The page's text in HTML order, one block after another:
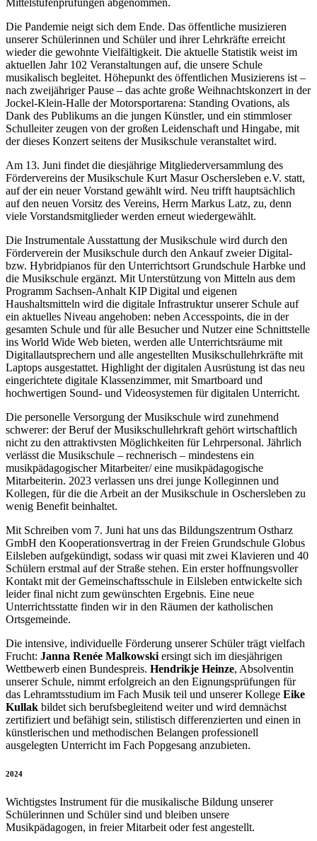
Mittelstufenprüfungen abgenommen.
Die Pandemie neigt sich dem Ende. Das öffentliche musizieren
unserer Schülerinnen und Schüler und ihrer Lehrkräfte erreicht
wieder die gewohnte Vielfältigkeit. Die aktuelle Statistik weist im
aktuellen Jahr 102 Veranstaltungen auf, die unsere Schule
musikalisch begleitet. Höhepunkt des öffentlichen Musizierens ist –
nach zweijähriger Pause – das achte große Weihnachtskonzert in der
Jockel-Klein-Halle der Motorsportarena: Standing Ovations, als
Dank des Publikums an die jungen Künstler, und ein stimmloser
Schulleiter zeugen von der großen Leidenschaft und Hingabe, mit
der dieses Konzert seitens der Musikschule veranstaltet wird.
Am 13. Juni findet die diesjährige Mitgliederversammlung des
Fördervereins der Musikschule Kurt Masur Oschersleben e.V. statt,
auf der ein neuer Vorstand gewählt wird. Neu trifft hauptsächlich
auf den neuen Vorsitz des Vereins, Herrn Markus Latz, zu, denn
viele Vorstandsmitglieder werden erneut wiedergewählt.
Die Instrumentale Ausstattung der Musikschule wird durch den
Förderverein der Musikschule durch den Ankauf zweier Digital-
bzw. Hybridpianos für den Unterrichtsort Grundschule Harbke und
die Musikschule ergänzt. Mit Unterstützung von Mitteln aus dem
Programm Sachsen-Anhalt KIP Digital und eigenen
Haushaltsmitteln wird die digitale Infrastruktur unserer Schule auf
ein aktuelles Niveau angehoben: neben Accesspoints, die in der
gesamten Schule und für alle Besucher und Nutzer eine Schnittstelle
ins World Wide Web bieten, werden alle Unterrichtsräume mit
Digitallautsprechern und alle angestellten Musikschullehrkräfte mit
Laptops ausgestattet. Highlight der digitalen Ausrüstung ist das neu
eingerichtete digitale Klassenzimmer, mit Smartboard und
hochwertigen Sound- und Videosystemen für digitalen Unterricht.
Die personelle Versorgung der Musikschule wird zunehmend
schwerer: der Beruf der Musikschullehrkraft gehört wirtschaftlich
nicht zu den attraktivsten Möglichkeiten für Lehrpersonal. Jährlich
verlässt die Musikschule – rechnerisch – mindestens ein
musikpädagogischer Mitarbeiter/ eine musikpädagogische
Mitarbeiterin. 2023 verlassen uns drei junge Kolleginnen und
Kollegen, für die die Arbeit an der Musikschule in Oschersleben zu
wenig Benefit beinhaltet.
Mit Schreiben vom 7. Juni hat uns das Bildungszentrum Ostharz
GmbH den Kooperationsvertrag in der Freien Grundschule Globus
Eilsleben aufgekündigt, sodass wir quasi mit zwei Klavieren und 40
Schülern erstmal auf der Straße stehen. Ein erster hoffnungsvoller
Kontakt mit der Gemeinschaftsschule in Eilsleben entwickelte sich
leider final nicht zum gewünschten Ergebnis. Eine neue
Unterrichtsstatte finden wir in den Räumen der katholischen
Ortsgemeinde.
Die intensive, individuelle Förderung unserer Schüler trägt vielfach
Frucht: Janna Renée Malkowski ersingt sich im diesjährigen
Wettbewerb einen Bundespreis. Hendrikje Heinze, Absolventin
unserer Schule, nimmt erfolgreich an den Eignungsprüfungen für
das Lehramtsstudium im Fach Musik teil und unserer Kollege Eike
Kullak bildet sich berufsbegleitend weiter und wird demnächst
zertifiziert und befähigt sein, stilistisch differenzierten und einen in
künstlerischen und methodischen Belangen professionell
ausgelegten Unterricht im Fach Popgesang anzubieten.
2024
Wichtigstes Instrument für die musikalische Bildung unserer
Schülerinnen und Schüler sind und bleiben unsere
Musikpädagogen, in freier Mitarbeit oder fest angestellt.